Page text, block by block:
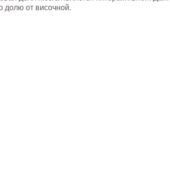
долю от височной.